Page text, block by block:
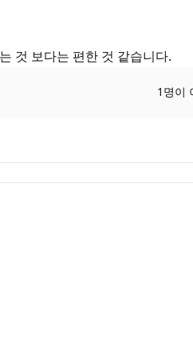
것 보다는 편한 것 같습니다.
1명이